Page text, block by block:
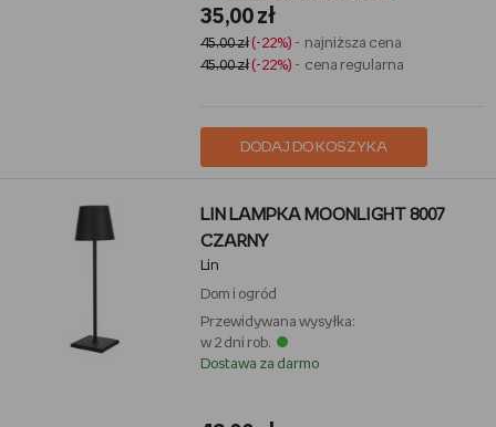
35,00 zł
45,00 zł(-22%) - najniższa cena
45,00 zł(-22%) - cena regularna
DODAJ DO KOSZYKA
LIN LAMPKA MOONLIGHT 8007
CZARNY
Lin
Dom i ogród
Przewidywana wysyłka:
w 2 dni rob.
Dostawa za darmo